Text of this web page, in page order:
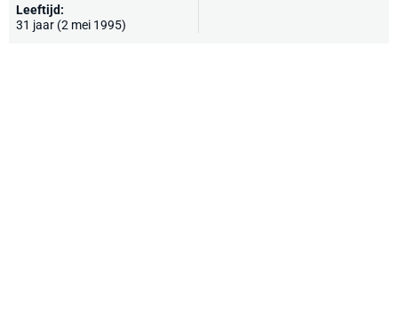
Leeftijd:
31 jaar (2 mei 1995)